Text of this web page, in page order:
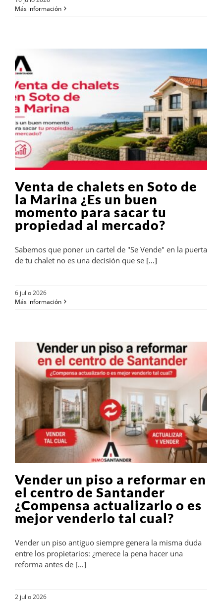
Más información
Venta de chalets en Soto de
la Marina ¿Es un buen
momento para sacar tu
propiedad al mercado?
Sabemos que poner un cartel de "Se Vende" en la puerta
de tu chalet no es una decisión que se [...]
6 julio 2026
Más información
Vender un piso a reformar en
el centro de Santander
¿Compensa actualizarlo o es
mejor venderlo tal cual?
Vender un piso antiguo siempre genera la misma duda
entre los propietarios: ¿merece la pena hacer una
reforma antes de [...]
2 julio 2026